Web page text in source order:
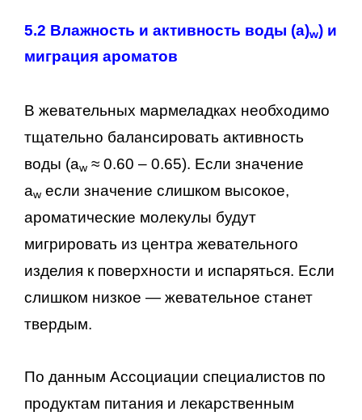
5.2 Влажность и активность воды (a)w) и
миграция ароматов
В жевательных мармеладках необходимо
тщательно балансировать активность
воды (аw ≈ 0.60 – 0.65). Если значение
aw если значение слишком высокое,
ароматические молекулы будут
мигрировать из центра жевательного
изделия к поверхности и испаряться. Если
слишком низкое — жевательное станет
твердым.
По данным Ассоциации специалистов по
продуктам питания и лекарственным